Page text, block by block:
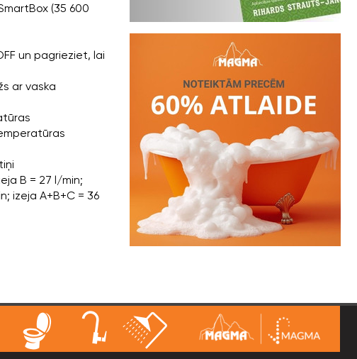
(35 600
un pagrieziet, lai
ar vaska
B = 27 l/min;
izeja A+B+C = 36